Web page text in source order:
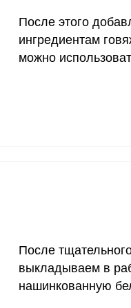
12 мг
После этого
ингредиентам
можно
После
выкладываем в
нашинкованную